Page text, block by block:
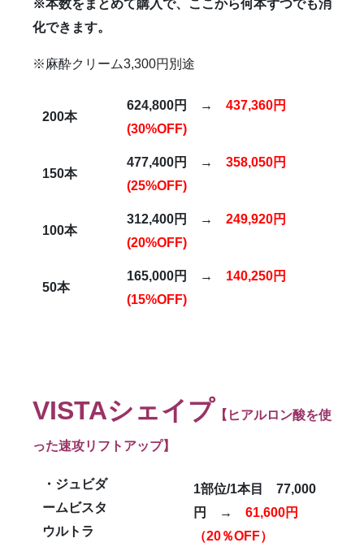
※本数をまとめて購入で、ここから何本ずつでも消
化できます。
※麻酔クリーム3,300円別途
200本
624,800円 → 437,360円
(30%OFF)
150本
477,400円 → 358,050円
(25%OFF)
100本
312,400円 → 249,920円
(20%OFF)
50本
165,000円 → 140,250円
(15%OFF)
VISTAシェイプ 【ヒアルロン酸を使
った速攻リフトアップ】
・ジュビダ
ームビスタ
ウルトラ
1部位/1本目 77,000
円
→ 61,600円
（20％OFF）